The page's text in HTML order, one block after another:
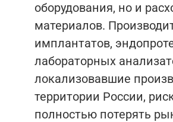
оборудования, но и
материалов.
имплантатов,
лабораторных
локализовавшие
территории России,
полностью потерять